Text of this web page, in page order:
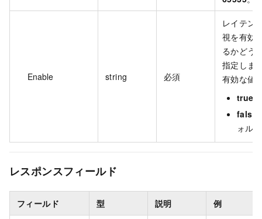
Enable string 必須
レイテン
視を有効
るかどう
指定しま
有効な値
true
false
ォル
レスポンスフィールド
フィールド 型 説明 例